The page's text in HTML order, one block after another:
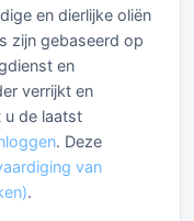
en dierlijke oliën
zijn gebaseerd op
en
verrijkt en
u de laatst
. Deze
van
.